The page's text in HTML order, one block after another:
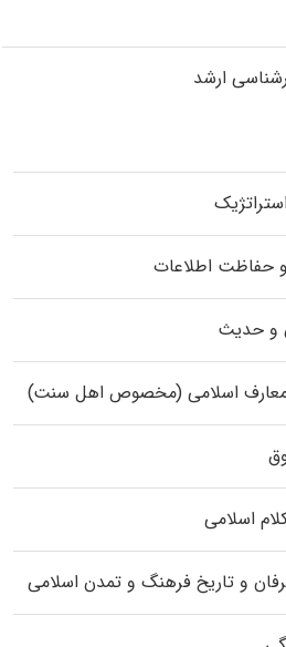
ارشد
حفاظت اطلاعات
و حدیث
معارف اسلامی (مخصوص اهل سنت)
اسلامی
و تاریخ فرهنگ و تمدن اسلامی